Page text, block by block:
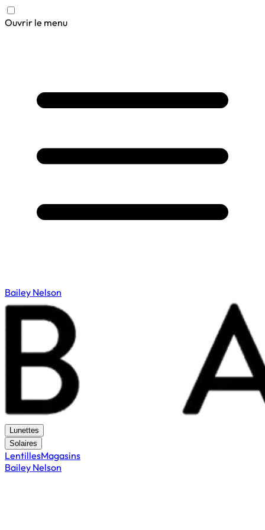
Ouvrir le menu
Bailey Nelson
Lunettes
Solaires
LentillesMagasins
Bailey Nelson